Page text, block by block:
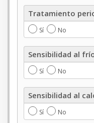
Tratamiento
periodontológico
Tratamiento
Sí No
Sensibilidad
al
frío
Sensibilidad al
Sí No
Sensibilidad
al
calor
Sensibilidad al
Sí No